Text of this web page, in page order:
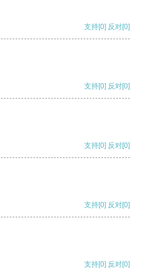
支持[0] 反对[0]
支持[0] 反对[0]
支持[0] 反对[0]
支持[0] 反对[0]
支持[0] 反对[0]